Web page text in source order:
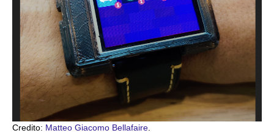
Credito: Matteo Giacomo Bellafaire